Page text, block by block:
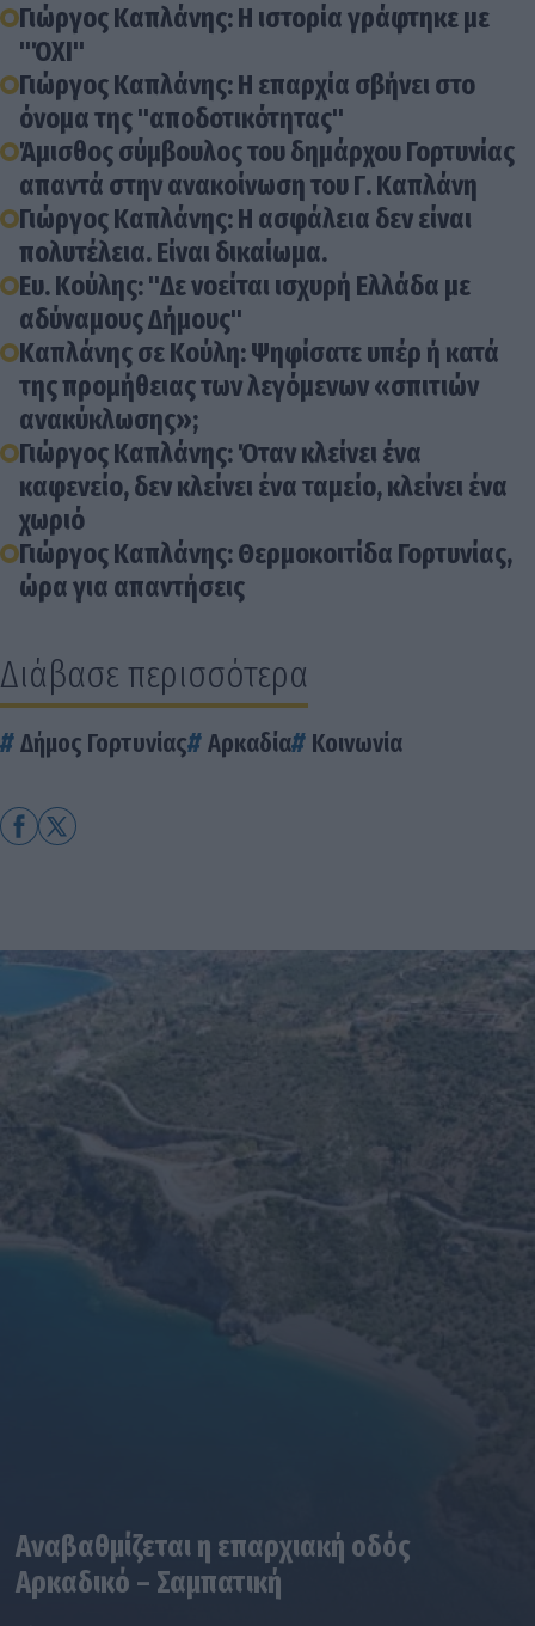
Γιώργος Καπλάνης: Η ιστορία γράφτηκε με
"ΌΧΙ"
Γιώργος Καπλάνης: Η επαρχία σβήνει στο
όνομα της "αποδοτικότητας"
Άμισθος σύμβουλος του δημάρχου Γορτυνίας
απαντά στην ανακοίνωση του Γ. Καπλάνη
Γιώργος Καπλάνης: Η ασφάλεια δεν είναι
πολυτέλεια. Είναι δικαίωμα.
Ευ. Κούλης: "Δε νοείται ισχυρή Ελλάδα με
αδύναμους Δήμους"
Καπλάνης σε Κούλη: Ψηφίσατε υπέρ ή κατά
της προμήθειας των λεγόμενων «σπιτιών
ανακύκλωσης»;
Γιώργος Καπλάνης: Όταν κλείνει ένα
καφενείο, δεν κλείνει ένα ταμείο, κλείνει ένα
χωριό
Γιώργος Καπλάνης: Θερμοκοιτίδα Γορτυνίας,
ώρα για απαντήσεις
Διάβασε περισσότερα
Δήμος Γορτυνίας Αρκαδία Κοινωνία
Αναβαθμίζεται η επαρχιακή οδός
Αρκαδικό – Σαμπατική